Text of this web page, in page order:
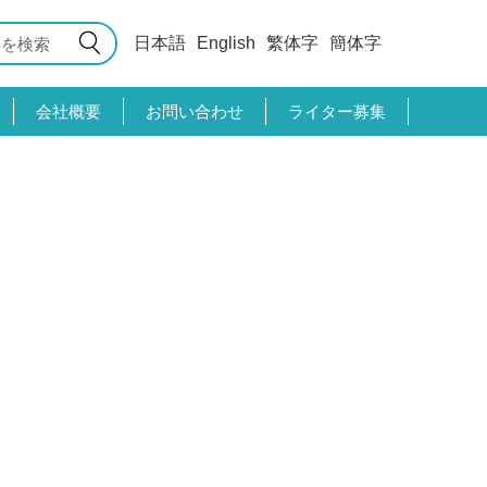
日本語 English 繁体字 簡体字
会社概要 お問い合わせ ライター募集